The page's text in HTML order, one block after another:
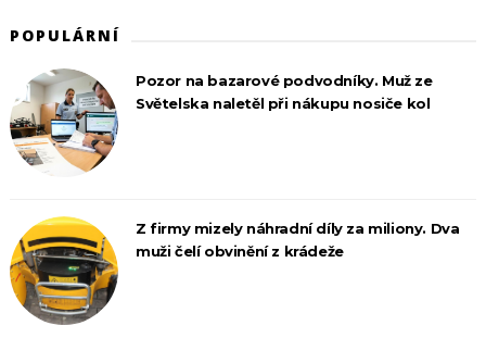
POPULÁRNÍ
Pozor na bazarové podvodníky. Muž ze
Světelska naletěl při nákupu nosiče kol
Z firmy mizely náhradní díly za miliony. Dva
muži čelí obvinění z krádeže